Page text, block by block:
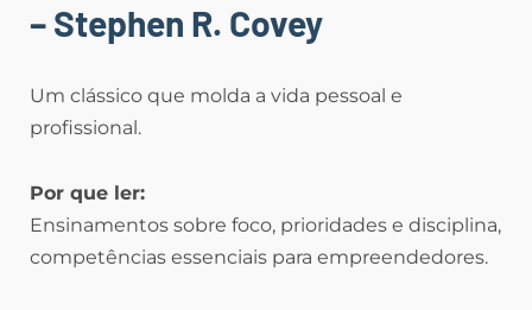
– Stephen R. Covey
Um clássico que molda a vida pessoal e
profissional.
Por que ler:
Ensinamentos sobre foco, prioridades e disciplina,
competências essenciais para empreendedores.